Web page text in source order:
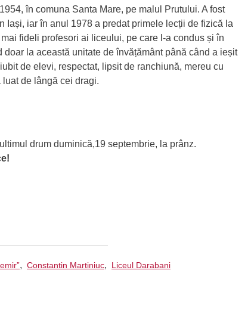
în comuna Santa Mare, pe malul Prutului. A fost
Iași, iar în anul 1978 a predat primele lecții de fizică la
fideli profesori ai liceului, pe care l-a condus și în
la această unitate de învățământ până când a ieșit
de elevi, respectat, lipsit de ranchiună, mereu cu
de lângă cei dragi.
drum duminică,19 septembrie, la prânz.
, Constantin Martiniuc, Liceul Darabani